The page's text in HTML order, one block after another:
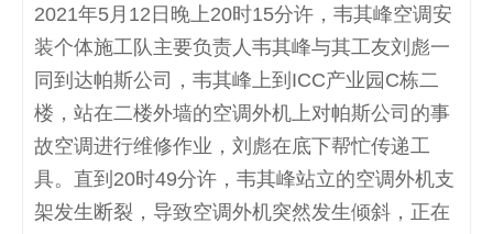
2021年5月 12 日晚上20时15分许，韦其峰空调安
装个体施工队主要负责人韦其峰与其工友刘彪一
同到达帕斯公司，韦其峰上到 ICC产业园 C栋二
楼，站在二楼外墙的空调外机上对帕斯公司的事
故空调进行维修作业，刘彪在底下帮忙传递工
具。直到 20时49分许，韦其峰站立的空调外机支
架发生断裂，导致空调外机突然发生倾斜，正在